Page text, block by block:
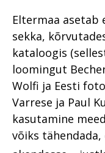
Eltermaa asetab
sekka,
kataloogis
loomingut
Wolfi ja Eesti
Varrese ja Paul
kasutamine
võiks